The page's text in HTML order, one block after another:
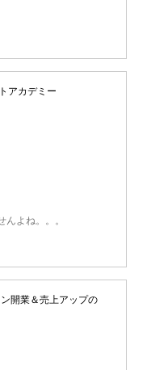
アカデミー
よね。。。
開業＆売上アップの